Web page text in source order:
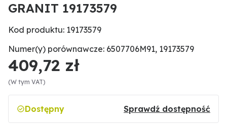
GRANIT 19173579
Kod produktu: 19173579
Numer(y) porównawcze: 6507706M91, 19173579
409,72 zł
(W tym VAT)
Dostępny Sprawdź dostępność